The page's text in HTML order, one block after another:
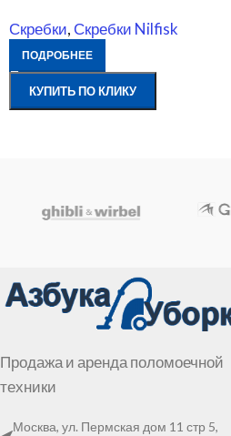
Скребки, Скребки Nilfisk
ПОДРОБНЕЕ
КУПИТЬ ПО КЛИКУ
Продажа и аренда поломоечной
техники
Москва, ул. Пермская дом 11 стр 5,